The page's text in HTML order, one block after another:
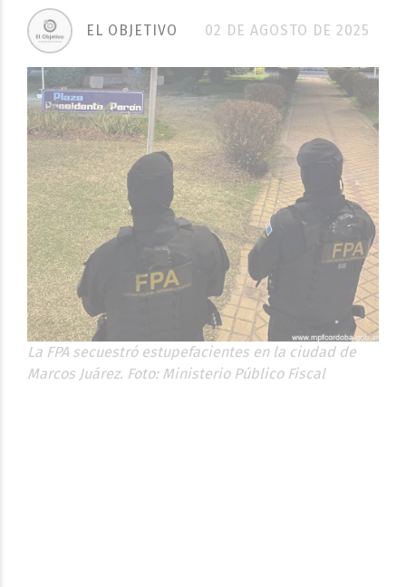
02 DE AGOSTO DE 2025
EL OBJETIVO
La FPA secuestró estupefacientes en la ciudad de
Marcos Juárez. Foto: Ministerio Público Fiscal